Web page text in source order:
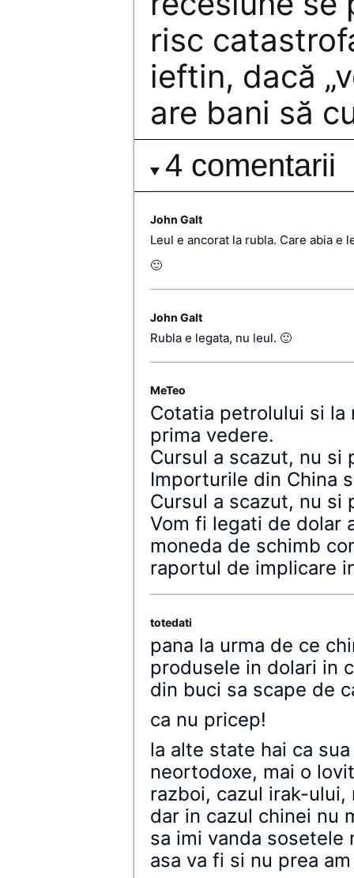
risc
ieftin, dacă
are bani să
4 comentarii
John Galt
Leul e ancorat la rubla. Care abia e
🙂
John Galt
Rubla e legata, nu leul. 🙂
MeTeo
Cotatia petrolului si la
prima vedere.
Cursul a scazut, nu
Importurile din China
Cursul a scazut, nu si
Vom fi legati de dolar
moneda de schimb
raportul de implicare
totedati
pana la urma de ce
produsele in dolari in
din buci sa scape de
ca nu pricep!
la alte state hai ca
neortodoxe, mai o
razboi, cazul irak-
dar in cazul chinei nu
sa imi vanda sosetele
asa va fi si nu prea